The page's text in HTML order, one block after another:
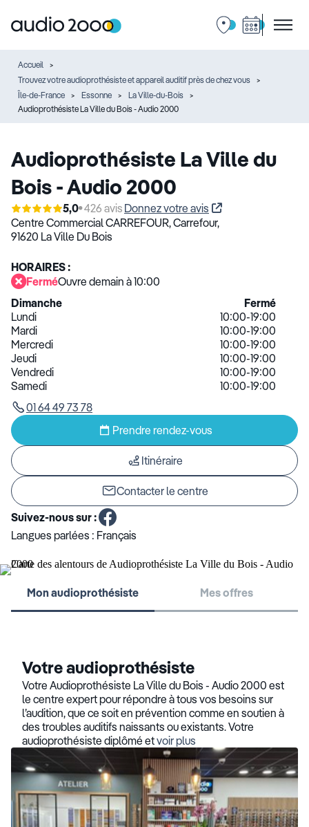
Accueil
Trouvez votre audioprothésiste et appareil auditif près de chez vous
Île-de-France
Essonne
La Ville-du-Bois
Audioprothésiste La Ville du Bois - Audio 2000
Audioprothésiste La Ville du
Bois - Audio 2000
5,0 426 avis Donnez votre avis
Centre Commercial CARREFOUR,Carrefour,
91620 La Ville Du Bois
HORAIRES :
FerméOuvre demain à 10:00
Dimanche
Fermé
Lundi
10:00-19:00
Mardi
10:00-19:00
Mercredi
10:00-19:00
Jeudi
10:00-19:00
Vendredi
10:00-19:00
Samedi
10:00-19:00
01 64 49 73 78
Prendre rendez-vous
Itinéraire
Contacter le centre
Suivez-nous sur :
Langues parlées : Français
Mon audioprothésiste Mes offres
Votre audioprothésiste
Votre Audioprothésiste La Ville du Bois - Audio 2000 est
le centre expert pour répondre à tous vos besoins sur
l’audition, que ce soit en prévention comme en soutien à
des troubles auditifs naissants ou existants. Votre
audioprothésiste diplômé etvoir plus